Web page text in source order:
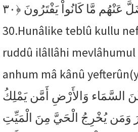
عَنْهُم مَّا كَانُواْ يَفْتَرُونَ ﴿٣٠
30.Hunâlike teblû kullu
ruddû ilâllâhi mevlâhumul
anhum mâ kânû
السَّمَاء وَالأَرْضِ أَمَّن يَمْلِكُ
وَمَن يُخْرِجُ الْحَيَّ مِنَ الْمَيِّتِ